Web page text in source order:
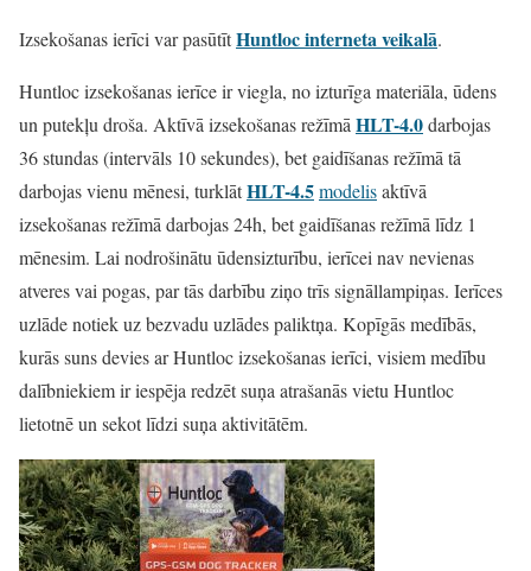
Izsekošanas ierīci var pasūtītHuntloc interneta veikalā.
Huntloc izsekošanas ierīce ir viegla, no izturīga materiāla, ūdens
un putekļu droša. Aktīvā izsekošanas režīmā HLT-4.0darbojas
36 stundas (intervāls 10 sekundes), bet gaidīšanas režīmā tā
darbojas vienu mēnesi, turklātHLT-4.5modelisaktīvā
izsekošanas režīmā darbojas 24h, bet gaidīšanas režīmā līdz 1
mēnesim. Lai nodrošinātu ūdensizturību, ierīcei nav nevienas
atveres vai pogas, par tās darbību ziņo trīs signāllampiņas. Ierīces
uzlāde notiek uz bezvadu uzlādes paliktņa. Kopīgās medībās,
kurās suns devies ar Huntloc izsekošanas ierīci, visiem medību
dalībniekiem ir iespēja redzēt suņa atrašanās vietu Huntloc
lietotnē un sekot līdzi suņa aktivitātēm.